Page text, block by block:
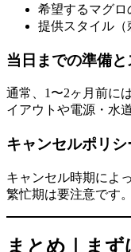
希望するマグ
提供スタイル（
当日までの準備
通常、1〜2ヶ月前に
イアウトや電源・水
キャンセルポリ
キャンセル時期によ
繁忙期は要注意です。
まとめ｜ま